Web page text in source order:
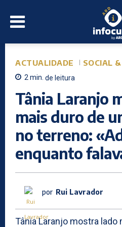
ACTUALIDADE SOCIAL
2min. de leitura
Tânia Laranjo
mais duro de
no terreno:
enquanto
por Rui Lavrador
Tânia Laranjo mostra lado